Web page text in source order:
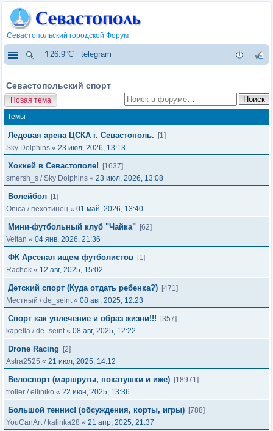
Севастопольский городской Форум
⇑26.9°C telegram
Севастопольский спорт
Новая тема
Темы
Ледовая арена ЦСКА г. Севастополь.
[1]
Sky Dolphins « 23 июл, 2026, 13:13
Хоккей в Севастополе!
[1637]
smersh_s /Sky Dolphins « 23 июл, 2026, 13:08
Волейбол [1]
Onica /пехотинец « 01 май, 2026, 13:40
Мини-футбольный клуб "Чайка" [62]
Veltan « 04 янв, 2026, 21:36
ФК Арсенал ищем футболистов [1]
Rachok « 12 авг, 2025, 15:02
Детский спорт (Куда отдать ребенка?) [471]
Местный /de_seint« 08 авг, 2025, 12:23
Спорт как увлечение и образ жизни!!!
[357]
kapella /de_seint« 08 авг, 2025, 12:22
Drone Racing
[2]
Astra2525 « 21 июл, 2025, 14:12
Велоспорт (маршруты, покатушки и иже) [18971]
troller /elliniko « 22 июн, 2025, 13:36
Большой теннис! (обсуждения, корты, игры) [788]
YouCanArt/ kalinka28 « 21 апр, 2025, 21:37